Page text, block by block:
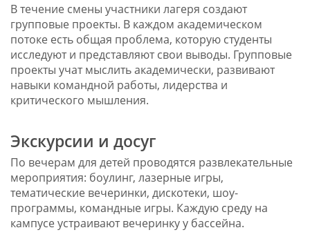
В течение смены участники лагеря создают
групповые проекты. В каждом академическом
потоке есть общая проблема, которую студенты
исследуют и представляют свои выводы. Групповые
проекты учат мыслить академически, развивают
навыки командной работы, лидерства и
критического мышления.
Экскурсии и досуг
По вечерам для детей проводятся развлекательные
мероприятия: боулинг, лазерные игры,
тематические вечеринки, дискотеки, шоу-
программы, командные игры. Каждую среду на
кампусе устраивают вечеринку у бассейна.